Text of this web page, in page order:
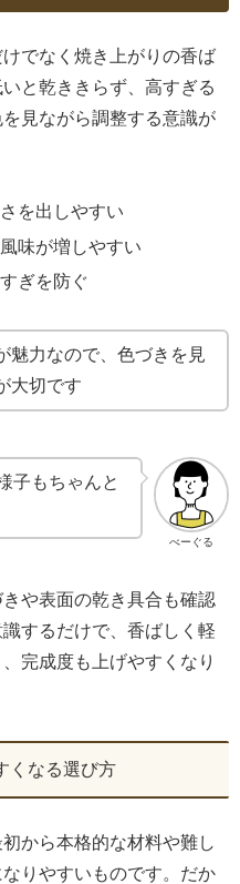
でなく焼き上がりの香ば
と乾ききらず、高すぎる
見ながら調整する意識が
を出しやすい
味が増しやすい
ぎを防ぐ
魅力なので、色づきを見
大切です
べーぐる
子もちゃんと
や表面の乾き具合も確認
するだけで、香ばしく軽
完成度も上げやすくなり
くなる選び方
から本格的な材料や難し
りやすいものです。だか